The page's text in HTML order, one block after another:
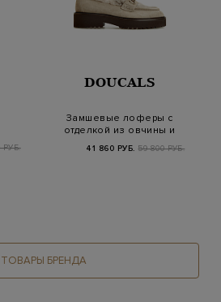
РУБ.
DOUCALS
Замшевые лоферы с
отделкой из овчины и
41 860 РУБ. 59 800 РУБ.
ТОВАРЫ БРЕНДА